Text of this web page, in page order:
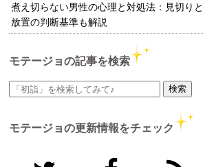
煮え切らない男性の心理と対処法：見切りと
放置の判断基準も解説
モテージョの記事を検索
モテージョの更新情報をチェック